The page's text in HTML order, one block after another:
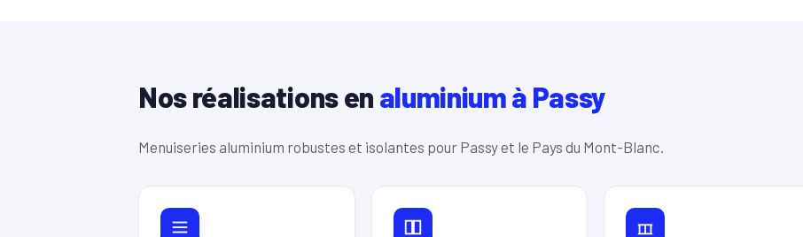
Nos réalisations en aluminium à Passy
Menuiseries aluminium robustes et isolantes pour Passy et le Pays du Mont-Blanc.